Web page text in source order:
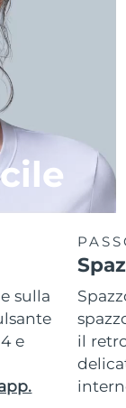
sulla
e
il